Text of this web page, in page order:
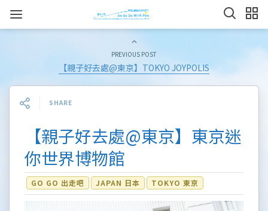
PREVIOUS POST
【親子好去處@東京】TOKYO JOYPOLIS
SHARE
【親子好去處@東京】東京迷
你世界博物館
GO GO 出走吧 JAPAN 日本 TOKYO 東京